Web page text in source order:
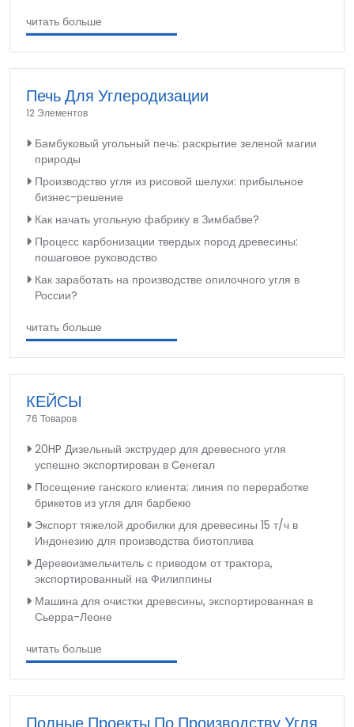
читать больше
Печь Для Углеродизации
12 Элементов
Бамбуковый угольный печь: раскрытие зеленой магии
природы
Производство угля из рисовой шелухи: прибыльное
бизнес-решение
Как начать угольную фабрику в Зимбабве?
Процесс карбонизации твердых пород древесины:
пошаговое руководство
Как заработать на производстве опилочного угля в
России?
читать больше
КЕЙСЫ
76 Товаров
20HP Дизельный экструдер для древесного угля
успешно экспортирован в Сенегал
Посещение ганского клиента: линия по переработке
брикетов из угля для барбекю
Экспорт тяжелой дробилки для древесины 15 т/ч в
Индонезию для производства биотоплива
Деревоизмельчитель с приводом от трактора,
экспортированный на Филиппины
Машина для очистки древесины, экспортированная в
Сьерра-Леоне
читать больше